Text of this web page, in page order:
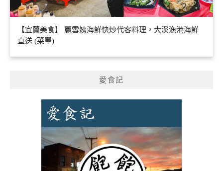
【宜蘭美食】 麗雪姨海鮮快炒代客料理，大溪漁港海鮮
直送 (菜單)
愛食記